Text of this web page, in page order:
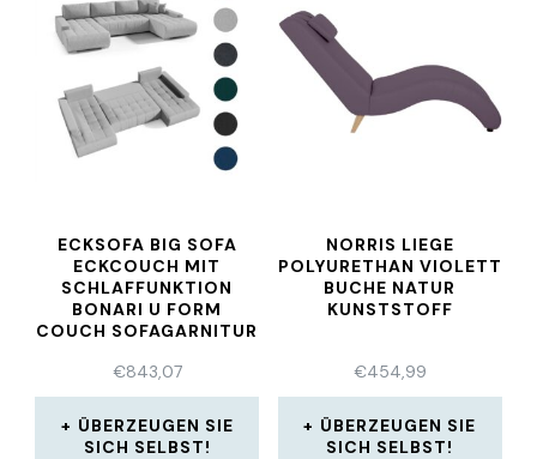
ECKSOFA BIG SOFA
ECKCOUCH MIT
SCHLAFFUNKTION
BONARI U FORM
COUCH SOFAGARNITUR
€843,07
ÜBERZEUGEN SIE
SICH SELBST!
NORRIS LIEGE
POLYURETHAN VIOLETT
BUCHE NATUR
KUNSTSTOFF
€454,99
ÜBERZEUGEN SIE
SICH SELBST!